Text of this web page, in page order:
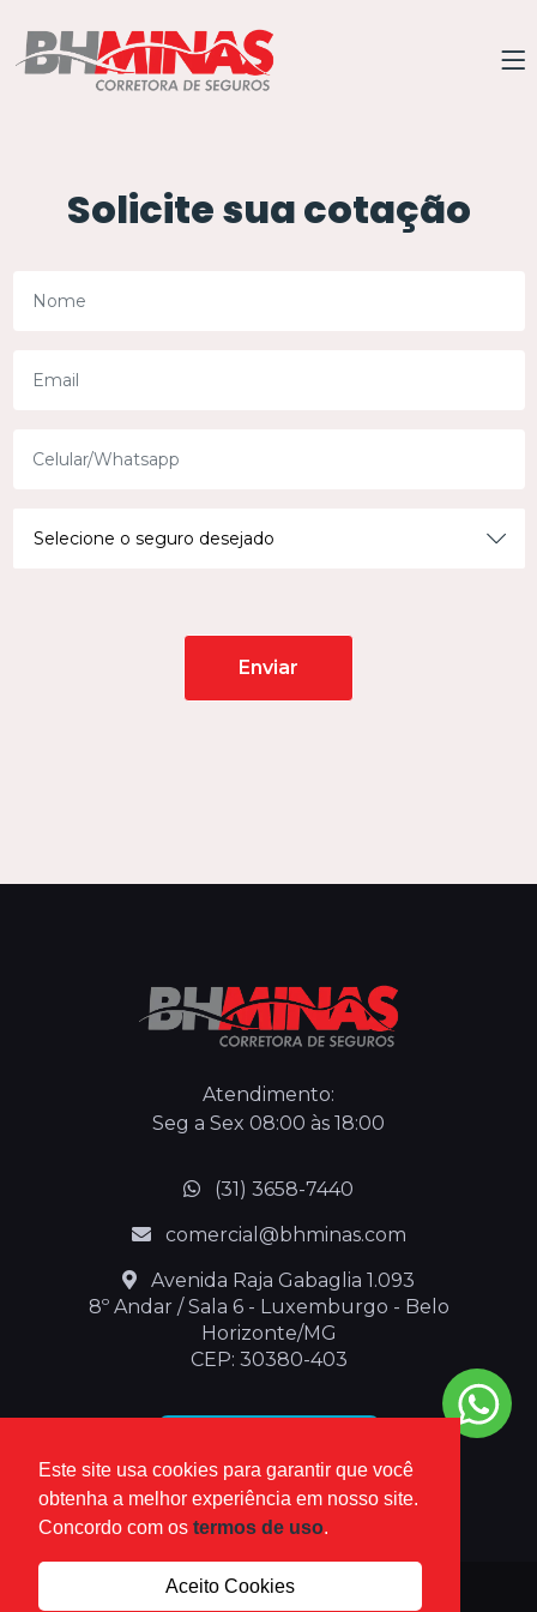
Este site usa cookies para garantir que você
obtenha a melhor experiência em nosso site.
Concordo com os termos de uso.
Aceito Cookies
Solicite sua cotação
Atendimento:
Seg a Sex 08:00 às 18:00
(31) 3658-7440
comercial@bhminas.com
Avenida Raja Gabaglia 1.093
8º Andar / Sala 6 - Luxemburgo - Belo
Horizonte/MG
CEP: 30380-403